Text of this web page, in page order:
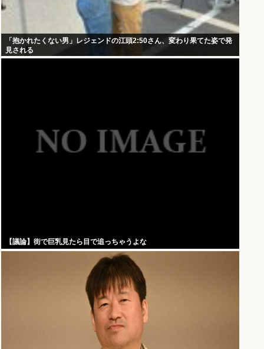
「抱かれたくない男」レジェンドの江頭2:50さん、変わり果てた姿で発
見される
【議論】街で巨乳見たら目で追っちゃうよな